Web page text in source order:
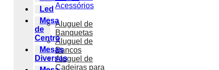
Acessórios
Aluguel de
Banquetas
Aluguel de
Bancos
Aluguel de
Cadeiras para
Led
Mesa
de
Centro
Mesas
Diversas